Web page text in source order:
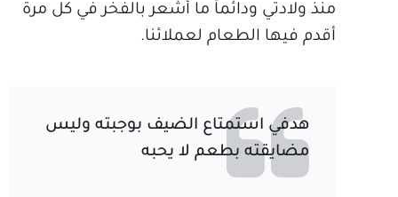
منذ ولادتي ودائماً ما أشعر بالفخر في كل مرة
أقدم فيها الطعام لعملائنا.
هدفي استمتاع الضيف بوجبته وليس
مضايقته بطعم لا يحبه